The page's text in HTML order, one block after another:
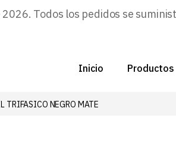
Todos los pedidos se
Inicio Productos
TRIFASICO NEGRO MATE